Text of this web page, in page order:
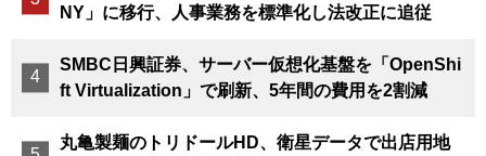
NY」に移行、人事業務を標準化し法改正に追従
SMBC日興証券、サーバー仮想化基盤を「OpenShi
ft Virtualization」で刷新、5年間の費用を2割減
丸亀製麺のトリドールHD、衛星データで出店用地